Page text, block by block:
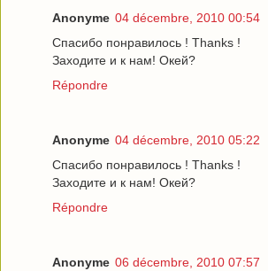
Anonyme 04 décembre, 2010 00:54
Спасибо понравилось ! Thanks !
Заходите и к нам! Окей?
Répondre
Anonyme 04 décembre, 2010 05:22
Спасибо понравилось ! Thanks !
Заходите и к нам! Окей?
Répondre
Anonyme 06 décembre, 2010 07:57